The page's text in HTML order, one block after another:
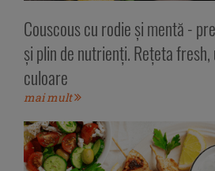
Couscous cu rodie și mentă -
și plin de nutrienți. Rețeta fresh,
culoare
mai mult